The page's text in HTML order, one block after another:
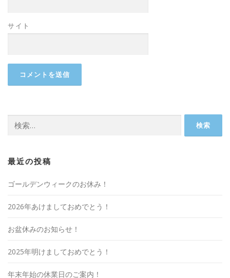
サイト
索:
最近の投稿
ゴールデンウィークのお休み！
2026年あけましておめでとう！
お盆休みのお知らせ！
2025年明けましておめでとう！
年末年始の休業日のご案内！